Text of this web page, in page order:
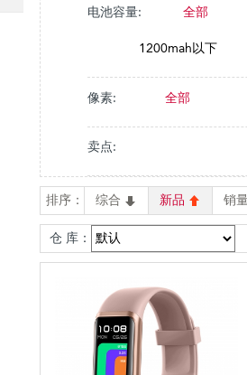
电池容量: 全部
1200mah以下
像素: 全部
卖点:
排序： 综合 新品 销
仓 库：